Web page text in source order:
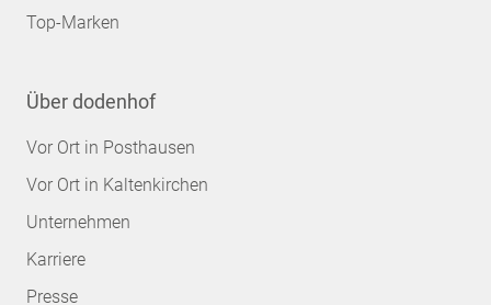
Top-Marken
Über dodenhof
Vor Ort in Posthausen
Vor Ort in Kaltenkirchen
Unternehmen
Karriere
Presse